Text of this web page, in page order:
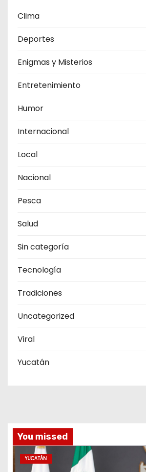
Clima
Deportes
Enigmas y Misterios
Entretenimiento
Humor
Internacional
Local
Nacional
Pesca
Salud
Sin categoría
Tecnología
Tradiciones
Uncategorized
Viral
Yucatán
You missed
YUCATÁN